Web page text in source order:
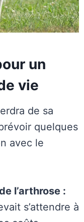
un
vie
de sa
quelques
avec le
l’arthrose :
s’attendre à